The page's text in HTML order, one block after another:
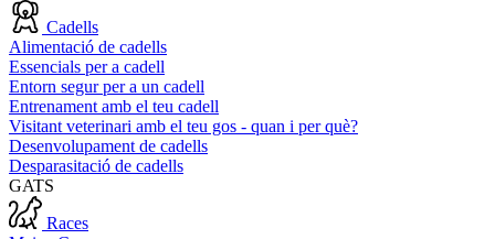
Cadells
Alimentació de cadells
Essencials per a cadell
Entorn segur per a un cadell
Entrenament amb el teu cadell
Visitant veterinari amb el teu gos - quan i per què?
Desenvolupament de cadells
Desparasitació de cadells
GATS
Races